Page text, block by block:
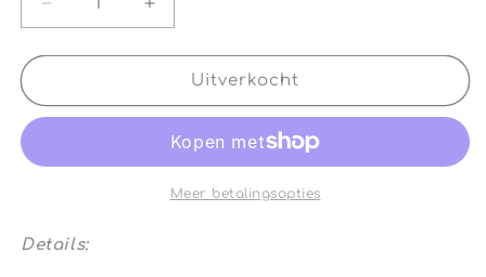
Aantal
verlagen
voor
Wandbord
Aantal
verhogen
voor
Vintage
Wandbord
Dame
Uitverkocht
Meer betalingsopties
Details: